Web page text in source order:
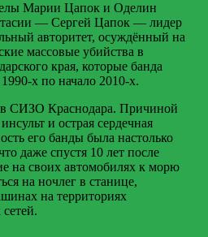
Марии Цапок и Оделин
— Сергей Цапок — лидер
авторитет, осуждённый на
массовые убийства в
края, которые банда
х по начало 2010-х.
СИЗО Краснодара. Причиной
и острая сердечная
его банды была настолько
даже спустя 10 лет после
на своих автомобилях к морю
на ночлег в станице,
на территориях